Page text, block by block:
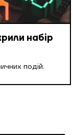
набір
подій.